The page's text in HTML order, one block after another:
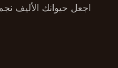
اجعل حيوانك الأليف